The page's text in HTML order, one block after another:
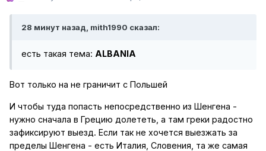
28 минут назад, mith1990 сказал:
есть такая тема: ALBANIA
Вот только на не граничит с Польшей
И чтобы туда попасть непосредственно из Шенгена -
нужно сначала в Грецию долететь, а там греки радостно
зафиксируют выезд. Если так не хочется выезжать за
пределы Шенгена - есть Италия, Словения, та же самая